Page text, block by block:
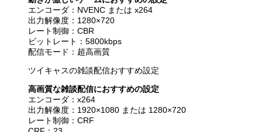
エンコーダ：NVENC または x264
出力解像度：1280×720
レート制御：CBR
ビットレート：5800kbps
配信モード：超高画質
ツイキャスの雑談配信おすすめ設定
高画質な雑談配信におすすめの設定
エンコーダ：x264
出力解像度：1920×1080 または 1280×720
レート制御：CRF